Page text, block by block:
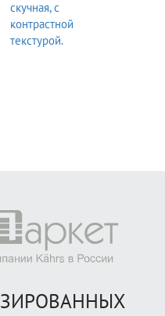
скучная, с
контрастной
текстурой.